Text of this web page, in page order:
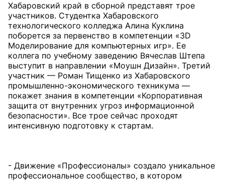
Хабаровский край в сборной представят трое
участников. Студентка Хабаровского
технологического колледжа Алина Куклина
поборется за первенство в компетенции «3D
Моделирование для компьютерных игр». Ее
коллега по учебному заведению Вячеслав Штепа
выступит в направлении «Моушн Дизайн». Третий
участник — Роман Тищенко из Хабаровского
промышленно-экономического техникума —
покажет знания в компетенции «Корпоративная
защита от внутренних угроз информационной
безопасности». Все трое сейчас проходят
интенсивную подготовку к стартам.
- Движение «Профессионалы» создало уникальное
профессиональное сообщество, в котором